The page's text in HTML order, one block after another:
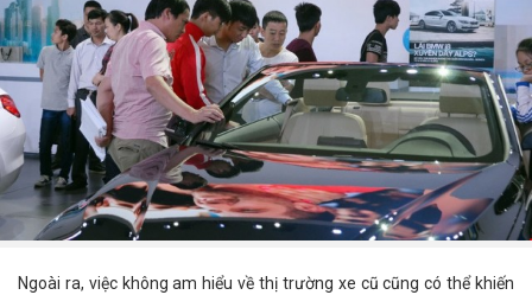
Ngoài ra, việc không am hiểu về thị trường xe cũ cũng có thể khiến